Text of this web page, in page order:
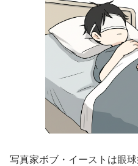
写真家ボブ・イーストは眼